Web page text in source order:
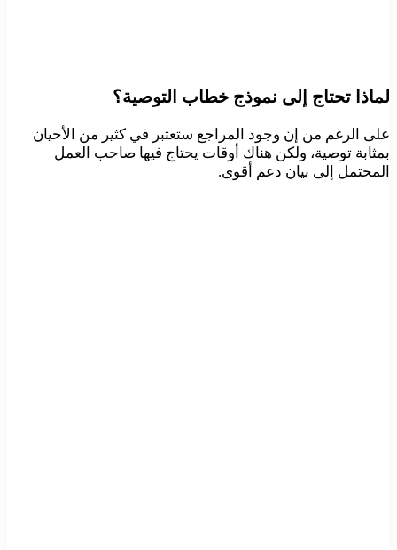
لماذا تحتاج إلى نموذج خطاب التوصية؟
على الرغم من إن وجود المراجع ستعتبر في كثير من الأحيان
بمثابة توصية، ولكن هناك أوقات يحتاج فيها صاحب العمل
المحتمل إلى بيان دعم أقوى.